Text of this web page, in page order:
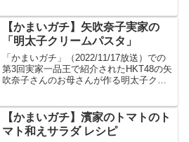
【かまいガチ】矢吹奈子実家の
「明太子クリームパスタ」
「かまいガチ」（2022/11/17放送）での
第3回実家一品王で紹介されたHKT48の矢
吹奈子さんのお母さんが作る明太子クリ
【かまいガチ】濱家のトマトのト
マト和えサラダ レシピ